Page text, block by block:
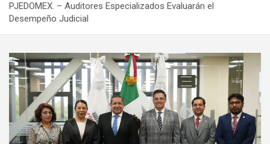
PJEDOMEX. – Auditores Especializados Evaluarán el
Desempeño Judicial